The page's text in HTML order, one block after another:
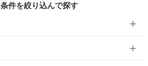
条件を絞り込んで探す